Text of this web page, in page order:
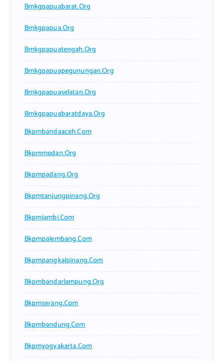
Bmkgpapuabarat.org
Bmkgpapua.org
Bmkgpapuatengah.org
Bmkgpapuapegunungan.org
Bmkgpapuaselatan.org
Bmkgpapuabaratdaya.org
Bkpmbandaaceh.com
Bkpmmedan.org
Bkpmpadang.org
Bkpmtanjungpinang.org
Bkpmjambi.com
Bkpmpalembang.com
Bkpmpangkalpinang.com
Bkpmbandarlampung.org
Bkpmserang.com
Bkpmbandung.com
Bkpmyogyakarta.com